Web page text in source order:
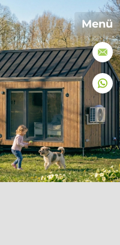
Menü